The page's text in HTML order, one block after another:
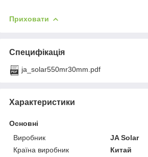
Приховати
Специфікація
ja_solar550mr30mm.pdf
Характеристики
Основні
Виробник
JA Solar
Країна виробник
Китай